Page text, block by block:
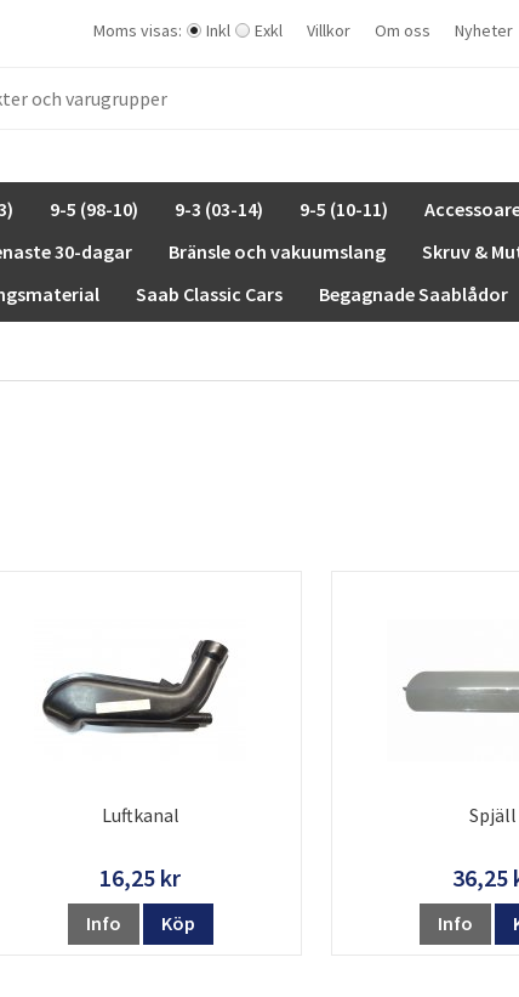
Moms visas: Inkl Exkl Villkor Om oss Nyheter
9-5 (98-10) 9-3 (03-14) 9-5 (10-11)
30-dagar Bränsle och vakuumslang Skruv &
Saab Classic Cars Begagnade Saablådor
Luftkanal
16,25 kr
Info Köp
Spjäll
36,25
Info